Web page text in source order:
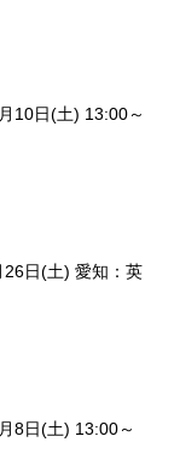
10日(土) 13:00～
26日(土) 愛知：英
8日(土) 13:00～